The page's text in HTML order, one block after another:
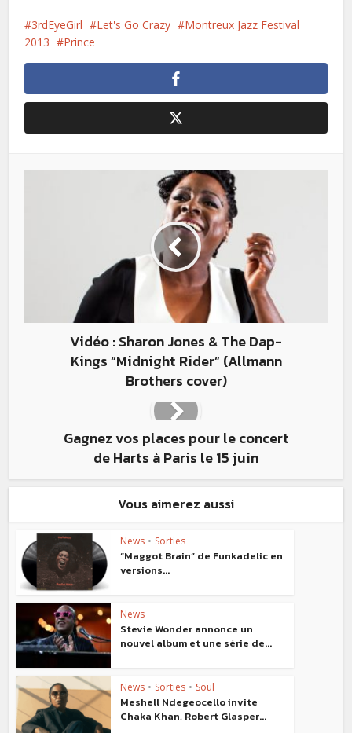
3rdEyeGirl Let's Go Crazy
Montreux Jazz Festival
2013
Prince
Vidéo : Sharon Jones & The Dap-
Kings “Midnight Rider” (Allmann
Brothers cover)
Gagnez vos places pour le concert
de Harts à Paris le 15 juin
Vous aimerez aussi
News • Sorties
“Maggot Brain” de Funkadelic en
versions...
News
Stevie Wonder annonce un
nouvel album et une série de...
News • Sorties • Soul
Meshell Ndegeocello invite
Chaka Khan, Robert Glasper...